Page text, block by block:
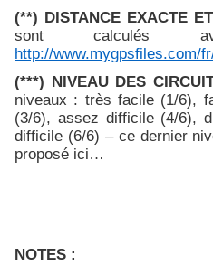
(**) DISTANCE EXACTE
sont calculés
http://www.mygpsfiles.com/
(***) NIVEAU DES
niveaux : très facile (1/6),
(3/6), assez difficile (4/6),
difficile (6/6) – ce dernier
proposé ici…
NOTES :